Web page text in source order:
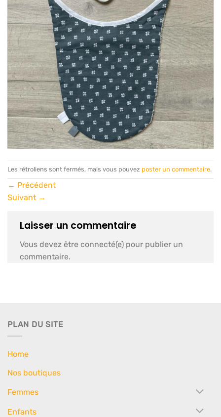
Les rétroliens sont fermés, mais vous pouvez poster un commentaire.
← Précédent
Suivant →
Laisser un commentaire
Vous devez être connecté(e) pour publier un
commentaire.
PLAN DU SITE
Home
Nos boutiques
Femmes
Enfants